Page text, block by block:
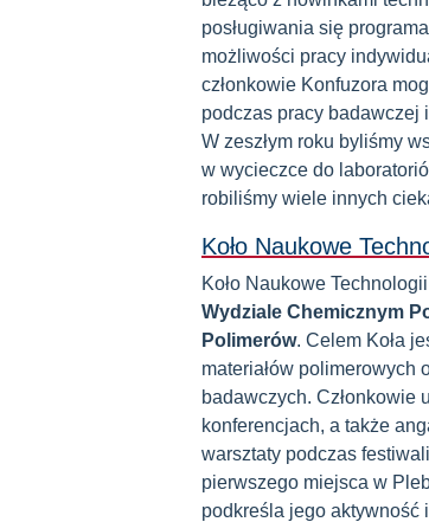
posługiwania się
możliwości pracy
członkowie Konfuzora
podczas pracy badawczej
W zeszłym roku byliśmy
w wycieczce do
robiliśmy wiele innych
Koło Naukowe
Koło Naukowe
Wydziale Chemicznym
Polimerów. Celem Koła
materiałów polimerowych
badawczych. Członkowie
konferencjach, a także
warsztaty podczas
pierwszego miejsca w
podkreśla jego aktywność